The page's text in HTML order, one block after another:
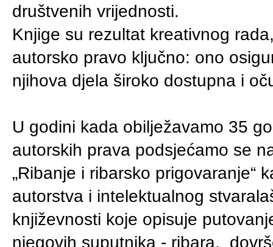
društvenih vrijednosti.
Knjige su rezultat kreativnog
autorsko pravo ključno: ono
njihova djela široko dostupna i
U godini kada obilježavamo 35
autorskih prava podsjećamo se
„Ribanje i ribarsko prigovaranje“
autorstva i intelektualnog
književnosti koje opisuje
njegovih suputnika - ribara,